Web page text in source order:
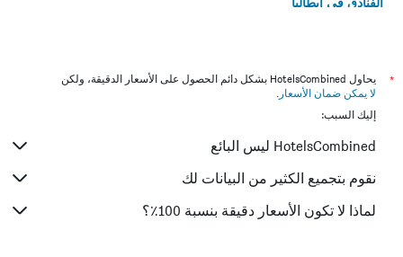
*
يحاول HotelsCombined بشكل دائم الحصول على الأسعار الدقيقة، ولكن
لا يمكن ضمان الأسعار .
إليك السبب:
HotelsCombined ليس البائع
نقوم بتجميع الكثير من البيانات لك
لماذا لا تكون الأسعار دقيقة بنسبة 100٪؟